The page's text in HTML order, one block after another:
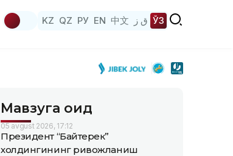
KZ QZ РУ EN 中文 ق ز ЎЗ
Мавзуга оид
05 avgust 2026, 17:12
Президент “Байтерек”
холдингининг ривожланиш